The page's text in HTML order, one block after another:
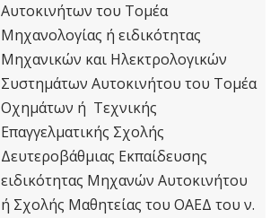
Αυτοκινήτων του Τομέα
Μηχανολογίας ή ειδικότητας
Μηχανικών και Ηλεκτρολογικών
Συστημάτων Αυτοκινήτου του Τομέα
Οχημάτων ή Τεχνικής
Επαγγελματικής Σχολής
Δευτεροβάθμιας Εκπαίδευσης
ειδικότητας Μηχανών Αυτοκινήτου
ή Σχολής Μαθητείας του ΟΑΕΔ του ν.